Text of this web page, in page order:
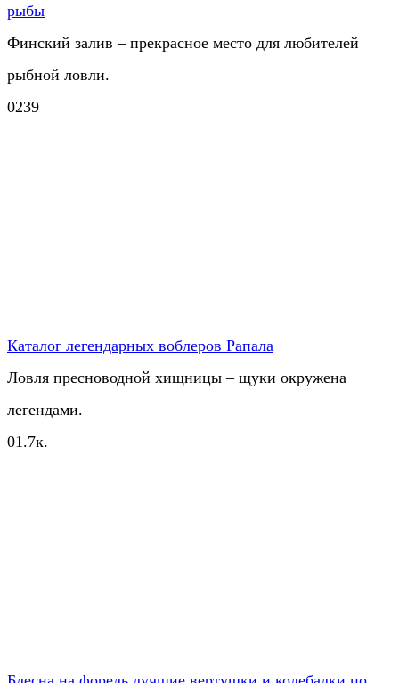
рыбы
Финский залив – прекрасное место для любителей
рыбной ловли.
0239
Каталог легендарных воблеров Рапала
Ловля пресноводной хищницы – щуки окружена
легендами.
01.7к.